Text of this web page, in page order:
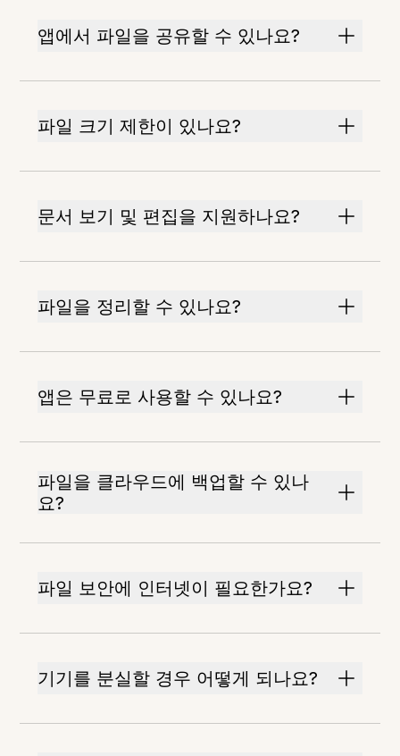
앱에서 파일을 공유할 수 있나요?
파일 크기 제한이 있나요?
문서 보기 및 편집을 지원하나요?
파일을 정리할 수 있나요?
앱은 무료로 사용할 수 있나요?
파일을 클라우드에 백업할 수 있나
요?
파일 보안에 인터넷이 필요한가요?
기기를 분실할 경우 어떻게 되나요?